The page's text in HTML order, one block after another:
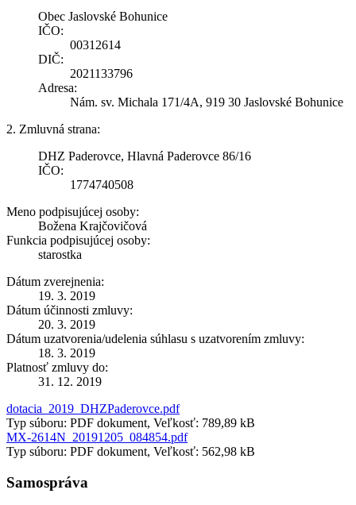
Obec Jaslovské Bohunice
IČO:
00312614
DIČ:
2021133796
Adresa:
Nám. sv. Michala 171/4A, 919 30 Jaslovské Bohunice
2. Zmluvná strana:
DHZ Paderovce, Hlavná Paderovce 86/16
IČO:
1774740508
Meno podpisujúcej osoby:
Božena Krajčovičová
Funkcia podpisujúcej osoby:
starostka
Dátum zverejnenia:
19. 3. 2019
Dátum účinnosti zmluvy:
20. 3. 2019
Dátum uzatvorenia/udelenia súhlasu s uzatvorením zmluvy:
18. 3. 2019
Platnosť zmluvy do:
31. 12. 2019
dotacia_2019_DHZPaderovce.pdf
Typ súboru: PDF dokument, Veľkosť: 789,89 kB
MX-2614N_20191205_084854.pdf
Typ súboru: PDF dokument, Veľkosť: 562,98 kB
Samospráva